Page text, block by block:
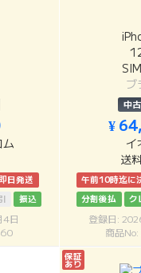
ム
日発送
振込
4日
ブ
中
¥
イ
送
午前10時迄に
分割後払
ク
登録日:
商品
保証
あり